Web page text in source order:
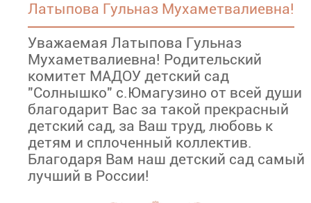
Латыпова Гульназ Мухаметвалиевна!
Уважаемая Латыпова Гульназ
Мухаметвалиевна! Родительский
комитет МАДОУ детский сад
"Солнышко" с.Юмагузино от всей души
благодарит Вас за такой прекрасный
детский сад, за Ваш труд, любовь к
детям и сплоченный коллектив.
Благодаря Вам наш детский сад самый
лучший в России!